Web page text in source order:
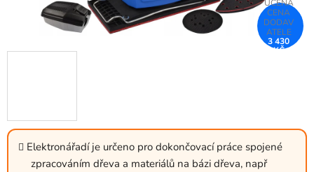
Elektronářadí je určeno pro dokončovací práce spojené
zpracováním dřeva a materiálů na bázi dřeva, např
3 430
KČ